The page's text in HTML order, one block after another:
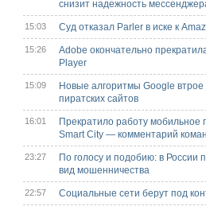
снизит надежность
15:03 Суд отказал Parler в иске к
15:26
Adobe окончательно
Player
15:09
Новые алгоритмы Google
пиратских сайтов
16:01
Прекратило работу мобильное
Smart City — комментарий
23:27
По голосу и подобию: в России
вид мошенничества
22:57 Социальные сети берут под